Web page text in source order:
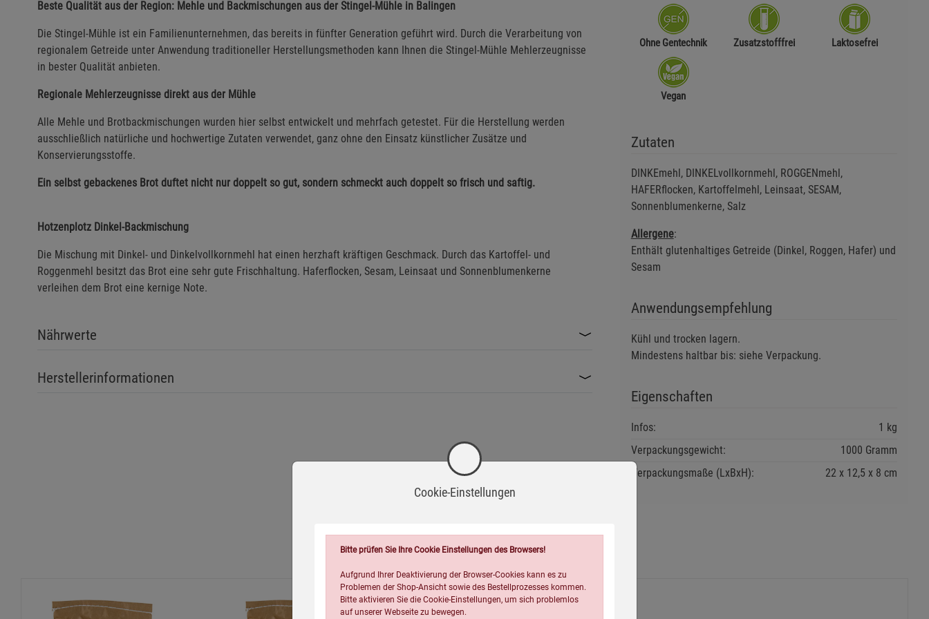
Beste Qualität aus der Region: Mehle und Backmischungen aus der Stingel-Mühle in Balingen
Die Stingel-Mühle ist ein Familienunternehmen, das bereits in fünfter Generation geführt wird. Durch die Verarbeitung von
regionalem Getreide unter Anwendung traditioneller Herstellungsmethoden kann Ihnen die Stingel-Mühle Mehlerzeugnisse
in bester Qualität anbieten.
Regionale Mehlerzeugnisse direkt aus der Mühle
Alle Mehle und Brotbackmischungen wurden hier selbst entwickelt und mehrfach getestet. Für die Herstellung werden
ausschließlich natürliche und hochwertige Zutaten verwendet, ganz ohne den Einsatz künstlicher Zusätze und
Konservierungsstoffe.
Ein selbst gebackenes Brot duftet nicht nur doppelt so gut, sondern schmeckt auch doppelt so frisch und saftig.
Hotzenplotz Dinkel-Backmischung
Die Mischung mit Dinkel- und Dinkelvollkornmehl hat einen herzhaft kräftigen Geschmack. Durch das Kartoffel- und
Roggenmehl besitzt das Brot eine sehr gute Frischhaltung. Haferflocken, Sesam, Leinsaat und Sonnenblumenkerne
verleihen dem Brot eine kernige Note.
Nährwerte
Herstellerinformationen
Ohne Gentechnik Zusatzstofffrei Laktosefrei
Vegan
Zutaten
DINKEmehl, DINKELvollkornmehl, ROGGENmehl,
HAFERflocken, Kartoffelmehl, Leinsaat, SESAM,
Sonnenblumenkerne, Salz
Allergene:
Enthält glutenhaltiges Getreide (Dinkel, Roggen, Hafer) und
Sesam
Anwendungsempfehlung
Kühl und trocken lagern.
Mindestens haltbar bis: siehe Verpackung.
Eigenschaften
Infos:
1 kg
Verpackungsgewicht:
1000 Gramm
Verpackungsmaße (LxBxH):
22 12,5 8 cm
Wird oft zusammen bestellt:
Cookie-Einstellungen
Bitte prüfen Sie Ihre Cookie Einstellungen des Browsers!
Aufgrund Ihrer Deaktivierung der Browser-Cookies kann es zu
Problemen der Shop-Ansicht sowie des Bestellprozesses kommen.
Bitte aktivieren Sie die Cookie-Einstellungen, um sich problemlos
auf unserer Webseite zu bewegen.